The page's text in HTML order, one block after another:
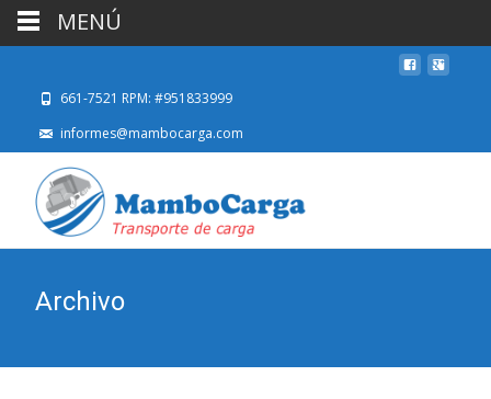
661-7521 RPM: #951833999
informes@mambocarga.com
Archivo
MENÚ